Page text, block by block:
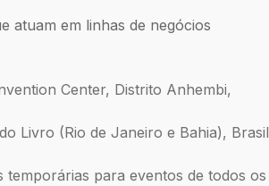
atuam em linhas de negócios
Center, Distrito Anhembi,
Livro (Rio de Janeiro e Bahia), Brasil
para eventos de todos os